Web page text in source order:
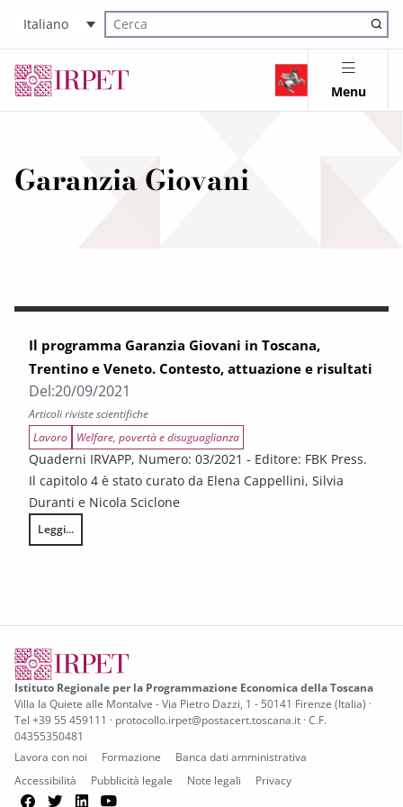
Italiano
Cerca nel sito
Menu
Garanzia Giovani
Il programma Garanzia Giovani in Toscana,
Trentino e Veneto. Contesto, attuazione e risultati
Del:20/09/2021
Articoli riviste scientifiche
Lavoro
Welfare, povertà e disuguaglianza
Quaderni IRVAPP, Numero: 03/2021 - Editore: FBK Press.
Il capitolo 4 è stato curato da Elena Cappellini, Silvia
Duranti e Nicola Sciclone
Leggi...
Il programma Garanzia Giovani in Toscana, Trentino e Veneto.
Istituto Regionale per la Programmazione Economica della Toscana
Villa la Quiete alle Montalve - Via Pietro Dazzi, 1 - 50141 Firenze (Italia) ·
Tel +39 55 459111 · protocollo.irpet@postacert.toscana.it · C.F.
04355350481
Lavora con noi
Formazione
Banca dati amministrativa
Accessibilità
Pubblicità legale Note legali Privacy
Facebook
TwitterLinkedIn